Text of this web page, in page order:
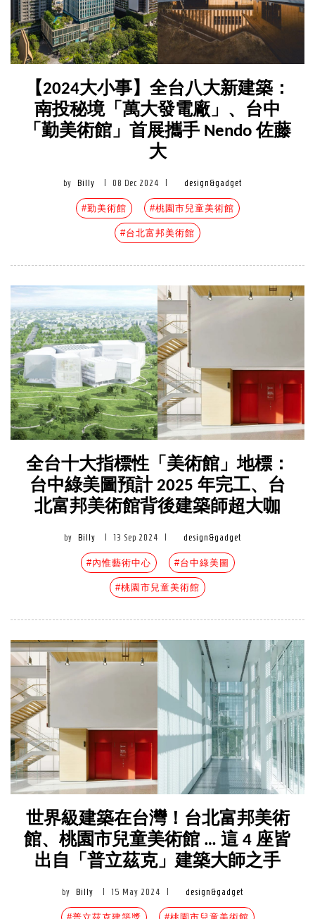
【2024大小事】全台八大新建築：
南投秘境「萬大發電廠」、台中
「勤美術館」首展攜手 Nendo 佐藤
大
by Billy 08 Dec 2024 design&gadget
#勤美術館 #桃園市兒童美術館
#台北富邦美術館
全台十大指標性「美術館」地標：
台中綠美圖預計 2025 年完工、台
北富邦美術館背後建築師超大咖
by Billy 13 Sep 2024 design&gadget
#內惟藝術中心 #台中綠美圖
#桃園市兒童美術館
世界級建築在台灣！台北富邦美術
館、桃園市兒童美術館 … 這 4 座皆
出自「普立茲克」建築大師之手
by Billy 15 May 2024 design&gadget